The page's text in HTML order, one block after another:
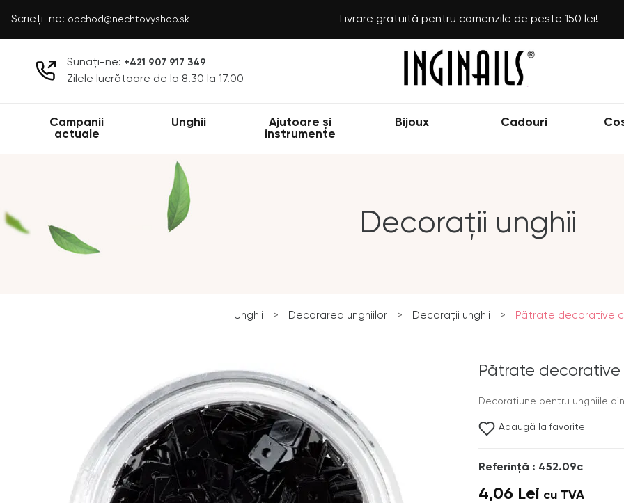
Scrieți-ne: obchod@nechtovyshop.sk Livrare gratuită pentru comenzile de peste 150 lei!
Sunați-ne: +421 907 917 349
Zilele lucrătoare de la 8.30 la 17.00
Campanii
actuale
Unghii
Ajutoare și
instrumente
Bijoux Cadouri
Decorații unghii
Unghii > Decorarea unghiilor > Decorații unghii > Pătrate decorative
Pătrate
Decoraţiune pentru unghiile
Adaugă la favorite
Referinţă : 452.09c
4,06 Lei cu TVA